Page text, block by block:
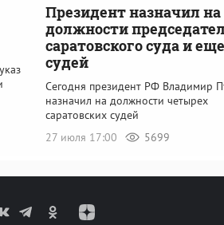
Президент назначил на
должности
саратовского суда и
судей
Сегодня президент РФ Владимир
назначил на должности четырех
саратовских судей
27 июля 17:00
5699